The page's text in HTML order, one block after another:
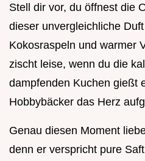
Stell dir vor, du öffnest die
dieser unvergleichliche
Kokosraspeln und warmer
zischt leise, wenn du die
dampfenden Kuchen gießt
Hobbybäcker das Herz
Genau diesen Moment
denn er verspricht pure